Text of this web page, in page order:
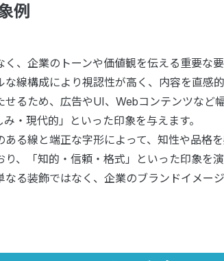
例
、企業のトーンや価値観を伝える重要な要
な線構成により視認性が高く、内容を直感
せるため、広告やUI、Webコンテンツなど
・現代的」といった印象を与えます。
る線と端正な字形によって、知性や品格
、「知的・信頼・格式」といった印象を演
なる装飾ではなく、企業のブランドイメー